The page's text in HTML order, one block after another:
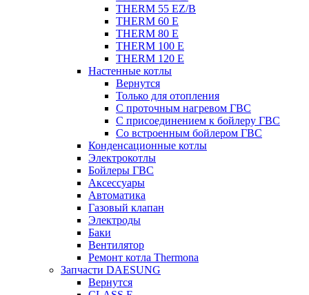
THERM 55 EZ/B
THERM 60 E
THERM 80 E
THERM 100 E
THERM 120 E
Настенные котлы
Вернутся
Только для отопления
С проточным нагревом ГВС
С присоединением к бойлеру ГВС
Со встроенным бойлером ГВС
Конденсационные котлы
Электрокотлы
Бойлеры ГВС
Аксессуары
Автоматика
Газовый клапан
Электроды
Баки
Вентилятор
Ремонт котла Thermona
Запчасти DAESUNG
Вернутся